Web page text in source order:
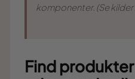
komponenter. (Se kilder
Find